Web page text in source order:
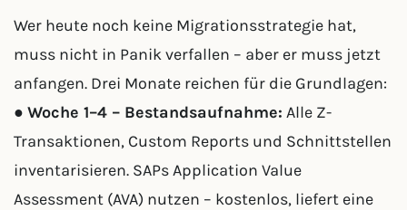
Wer heute noch keine Migrationsstrategie hat,
muss nicht in Panik verfallen – aber er muss jetzt
anfangen. Drei Monate reichen für die Grundlagen:
● Woche 1–4 – Bestandsaufnahme: Alle Z-
Transaktionen, Custom Reports und Schnittstellen
inventarisieren. SAPs Application Value
Assessment (AVA) nutzen – kostenlos, liefert eine